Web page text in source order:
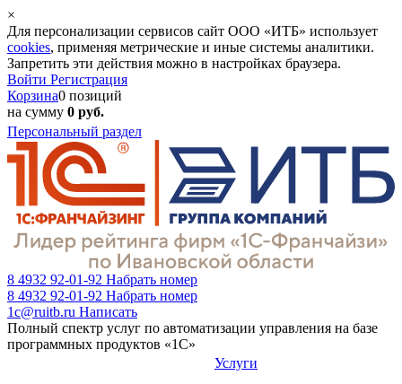
×
Для персонализации сервисов сайт ООО «ИТБ» использует
cookies, применяя метрические и иные системы аналитики.
Запретить эти действия можно в настройках браузера.
Войти Регистрация
Корзина0 позиций
на сумму 0 руб.
Персональный раздел
8 4932 92-01-92 Набрать номер
8 4932 92-01-92 Набрать номер
1c@ruitb.ru Написать
Полный спектр услуг по автоматизации управления на базе
программных продуктов «1С»
Услуги